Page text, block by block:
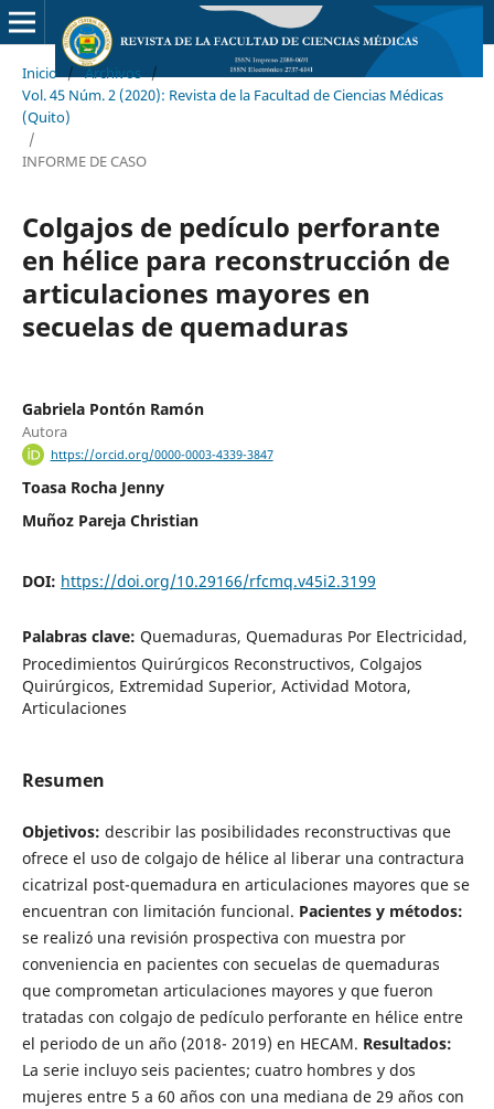
Inicio / Archivos /
Vol. 45 Núm. 2 (2020): Revista de la Facultad de Ciencias Médicas
(Quito)
/
INFORME DE CASO
Colgajos de pedículo perforante
en hélice para reconstrucción de
articulaciones mayores en
secuelas de quemaduras
Gabriela Pontón Ramón
Autora
https://orcid.org/0000-0003-4339-3847
Toasa Rocha Jenny
Muñoz Pareja Christian
DOI: https://doi.org/10.29166/rfcmq.v45i2.3199
Palabras clave: Quemaduras, Quemaduras Por Electricidad,
Procedimientos Quirúrgicos Reconstructivos, Colgajos
Quirúrgicos, Extremidad Superior, Actividad Motora,
Articulaciones
Resumen
Objetivos: describir las posibilidades reconstructivas que
ofrece el uso de colgajo de hélice al liberar una contractura
cicatrizal post-quemadura en articulaciones mayores que se
encuentran con limitación funcional. Pacientes y métodos:
se realizó una revisión prospectiva con muestra por
conveniencia en pacientes con secuelas de quemaduras
que comprometan articulaciones mayores y que fueron
tratadas con colgajo de pedículo perforante en hélice entre
el periodo de un año (2018- 2019) en HECAM. Resultados:
La serie incluyo seis pacientes; cuatro hombres y dos
mujeres entre 5 a 60 años con una mediana de 29 años con